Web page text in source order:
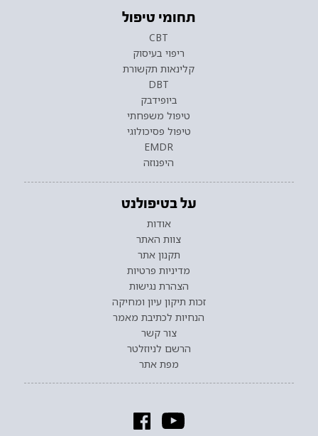
תחומי טיפול
CBT
ריפוי בעיסוק
קלינאות תקשורת
DBT
ביופידבק
טיפול משפחתי
טיפול פסיכולוגי
EMDR
היפנוזה
על בטיפולנט
אודות
צוות האתר
תקנון אתר
מדיניות פרטיות
הצהרת נגישות
זכות תיקון עיון ומחיקה
הנחיות לכתיבת מאמר
צור קשר
הרשם לניוזלטר
מפת אתר